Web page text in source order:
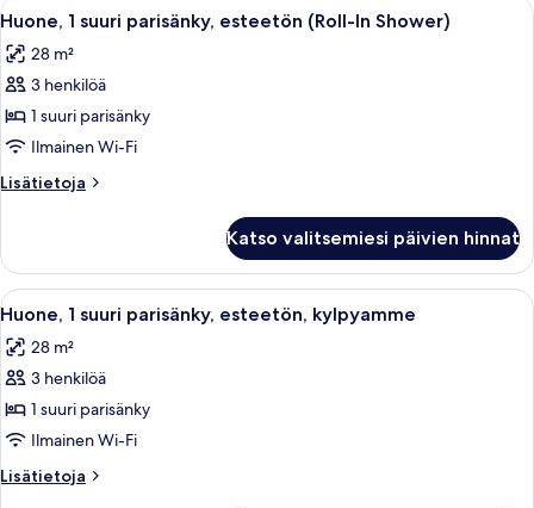
kylpyamme
Avaa
kaikki
huonetyypin
Huone,
1
suuri
parisänky,
esteetön
In
Shower)
kuvat
4
Huone, 1 suuri parisänky, esteetön (Roll-In Shower)
28 m²
3 henkilöä
1 suuri parisänky
Ilmainen Wi-Fi
Lisätietoja
Lisätietoja
suuri
parisänky,
esteetön
In
Shower)
Katso valitsemiesi päivien hinnat
Avaa
kaikki
huonetyypin
Huone,
1
suuri
parisänky,
esteetön,
Hotellihuone, jossa on suuri sänky,
4
Huone, 1 suuri parisänky, esteetön, kylpyamme
28 m²
3 henkilöä
1 suuri parisänky
Ilmainen Wi-Fi
Lisätietoja
Lisätietoja